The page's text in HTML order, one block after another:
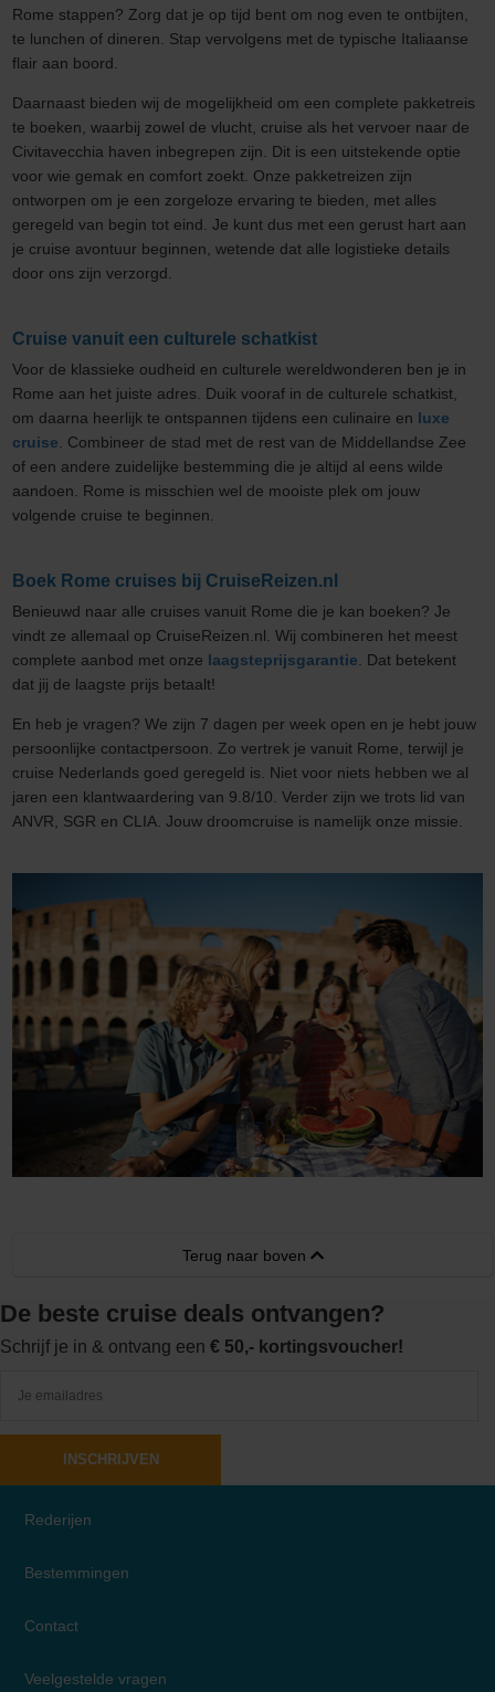
Rome stappen? Zorg dat je op tijd bent om nog even te ontbijten,
te lunchen of dineren. Stap vervolgens met de typische Italiaanse
flair aan boord.
Daarnaast bieden wij de mogelijkheid om een complete pakketreis
te boeken, waarbij zowel de vlucht, cruise als het vervoer naar de
Civitavecchia haven inbegrepen zijn. Dit is een uitstekende optie
voor wie gemak en comfort zoekt. Onze pakketreizen zijn
ontworpen om je een zorgeloze ervaring te bieden, met alles
geregeld van begin tot eind. Je kunt dus met een gerust hart aan
je cruise avontuur beginnen, wetende dat alle logistieke details
door ons zijn verzorgd.
Cruise vanuit een culturele schatkist
Voor de klassieke oudheid en culturele wereldwonderen ben je in
Rome aan het juiste adres. Duik vooraf in de culturele schatkist,
om daarna heerlijk te ontspannen tijdens een culinaire en luxe
cruise . Combineer de stad met de rest van de Middellandse Zee
of een andere zuidelijke bestemming die je altijd al eens wilde
aandoen. Rome is misschien wel de mooiste plek om jouw
volgende cruise te beginnen.
Boek Rome cruises bij CruiseReizen.nl
Benieuwd naar alle cruises vanuit Rome die je kan boeken? Je
vindt ze allemaal op CruiseReizen.nl. Wij combineren het meest
complete aanbod met onze laagsteprijsgarantie . Dat betekent
dat jij de laagste prijs betaalt!
En heb je vragen? We zijn 7 dagen per week open en je hebt jouw
persoonlijke contactpersoon. Zo vertrek je vanuit Rome, terwijl je
cruise Nederlands goed geregeld is. Niet voor niets hebben we al
jaren een klantwaardering van 9.8/10. Verder zijn we trots lid van
ANVR, SGR en CLIA. Jouw droomcruise is namelijk onze missie.
Terug naar boven
De beste cruise deals ontvangen?
Schrijf je in & ontvang een € 50,- kortingsvoucher!
INSCHRIJVEN
Rederijen
Bestemmingen
Contact
Veelgestelde vragen